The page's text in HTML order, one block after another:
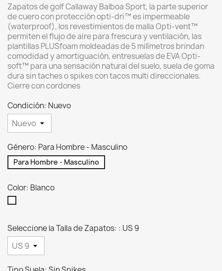
Zapatos de golf Callaway Balboa Sport, la parte superior
de cuero con protección opti-dri™ es impermeable
(waterproof), los revestimientos de malla Opti-vent™
permiten el flujo de aire para frescura y ventilación, las
plantillas PLUSfoam moldeadas de 5 milímetros brindan
comodidad y amortiguación, entresuelas de EVA Opti-
soft™ para una sensación natural del suelo, suela de goma
dura sin taches o spikes con tacos multi direccionales.
Cierre con cordones
Condición: Nuevo
Género: Para Hombre - Masculino
Para Hombre - Masculino
Color: Blanco
Seleccione la Talla de Zapatos: : US 9